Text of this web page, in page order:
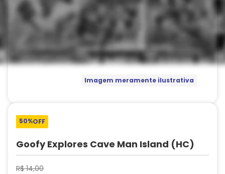
Imagem meramente ilustrativa
50%OFF
Goofy Explores Cave Man Island (HC)
R$ 14,00